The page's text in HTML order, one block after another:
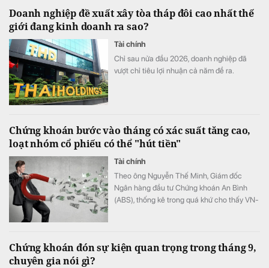
Doanh nghiệp đề xuất xây tòa tháp đôi cao nhất thế
giới đang kinh doanh ra sao?
Tài chính
Chỉ sau nửa đầu 2026, doanh nghiệp đã
vượt chỉ tiêu lợi nhuận cả năm đề ra.
Chứng khoán bước vào tháng có xác suất tăng cao,
loạt nhóm cổ phiếu có thể "hút tiền"
Tài chính
Theo ông Nguyễn Thế Minh, Giám đốc
Ngân hàng đầu tư Chứng khoán An Bình
(ABS), thống kê trong quá khứ cho thấy VN-
Chứng khoán đón sự kiện quan trọng trong tháng 9,
chuyên gia nói gì?